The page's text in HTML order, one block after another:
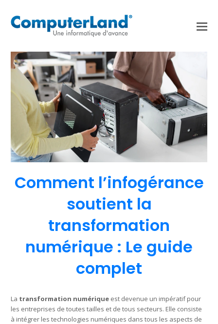
Comment l’infogérance
soutient la
transformation
numérique : Le guide
complet
La transformation numérique est devenue un impératif pour
les entreprises de toutes tailles et de tous secteurs. Elle consiste
à intégrer les technologies numériques dans tous les aspects de